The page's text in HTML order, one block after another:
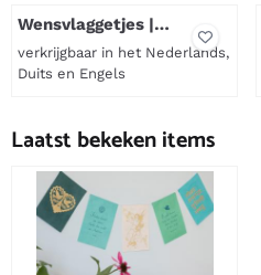
Wensvlaggetjes |
Vriendschap
verkrijgbaar in het Nederlands,
Duits en Engels
Laatst bekeken items